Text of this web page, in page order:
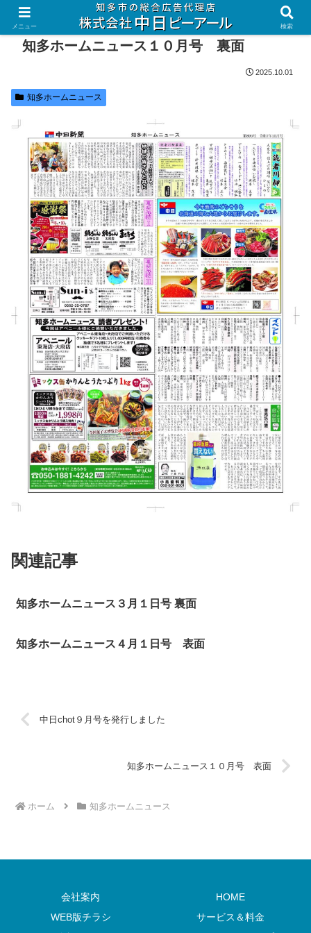
知多ホームニュース１０月号 裏面
2025.10.01
知多ホームニュース
関連記事
知多ホームニュース３月１日号 裏面
知多ホームニュース４月１日号 表面
中日chot９月号を発行しました
知多ホームニュース１０月号 表面
ホーム 知多ホームニュース
会社案内
HOME
WEB版チラシ
サービス＆料金
メニュー 検索